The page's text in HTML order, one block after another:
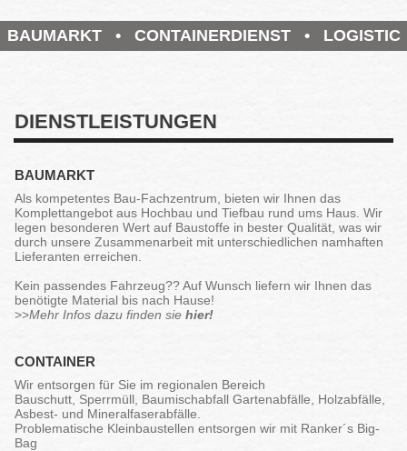
BAUMARKT • CONTAINERDIENST • LOGISTIC
DIENSTLEISTUNGEN
BAUMARKT
Als kompetentes Bau-Fachzentrum, bieten wir Ihnen das
Komplettangebot aus Hochbau und Tiefbau rund ums Haus. Wir
legen besonderen Wert auf Baustoffe in bester Qualität, was wir
durch unsere Zusammenarbeit mit unterschiedlichen namhaften
Lieferanten erreichen.
Kein passendes Fahrzeug?? Auf Wunsch liefern wir Ihnen das
benötigte Material bis nach Hause!
>>Mehr Infos dazu finden sie hier!
CONTAINER
Wir entsorgen für Sie im regionalen Bereich
Bauschutt, Sperrmüll, Baumischabfall Gartenabfälle, Holzabfälle,
Asbest- und Mineralfaserabfälle.
Problematische Kleinbaustellen entsorgen wir mit Ranker´s Big-
Bag